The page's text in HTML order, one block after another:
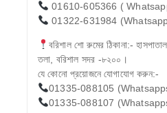
01610-605366 (
01322-631984
বরিশাল শো রুমের ঠিকানা:-
তলা, বরিশাল সদর -৮২০০।
যে কোনো প্রয়োজনে যোগাযোগ করুন:-
01335-088105
01335-088107